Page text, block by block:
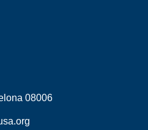
08006